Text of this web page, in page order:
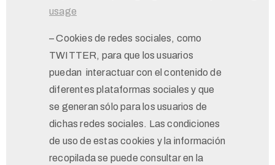
usage
– Cookies de redes sociales, como
TWITTER, para que los usuarios
puedan interactuar con el contenido de
diferentes plataformas sociales y que
se generan sólo para los usuarios de
dichas redes sociales. Las condiciones
de uso de estas cookies y la información
recopilada se puede consultar en la